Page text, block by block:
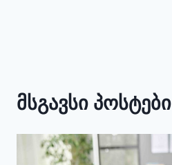
მსგავსი პოსტები